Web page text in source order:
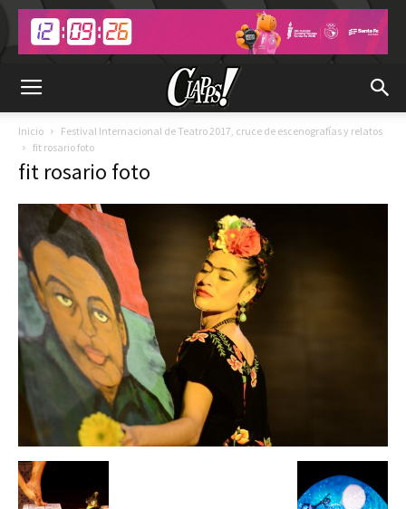
Inicio
Festival Internacional de Teatro 2017, cruce de escenografías y relatos
fit rosario foto
fit rosario foto